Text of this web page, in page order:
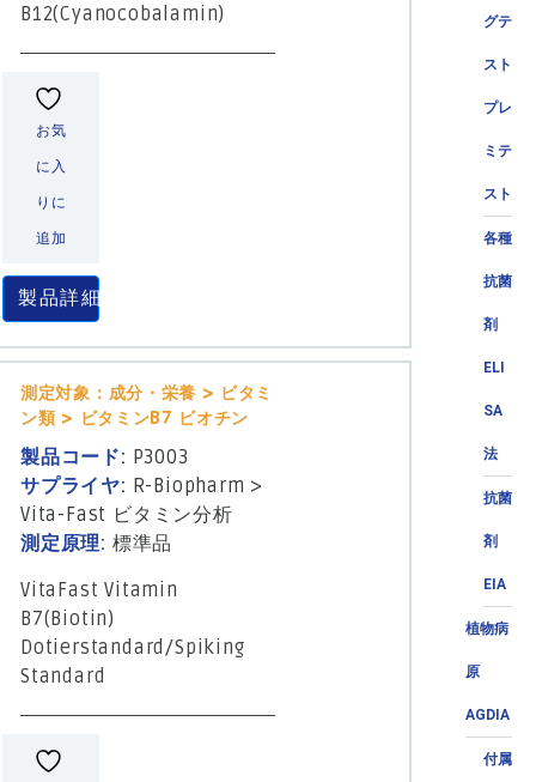
グテ
スト
プレ
ミテ
スト
各種
抗菌
剤
ELI
SA
法
抗菌
剤
EIA
植物病
原
AGDIA
付属
B12(Cyanocobalamin)
お気
に入
りに
追加
製品詳細
測定対象：成分・栄養 > ビタミ
ン類 > ビタミンB7 ビオチン
製品コード: P3003
サプライヤ: R-Biopharm >
Vita-Fast ビタミン分析
測定原理: 標準品
VitaFast Vitamin
B7(Biotin)
Dotierstandard/Spiking
Standard